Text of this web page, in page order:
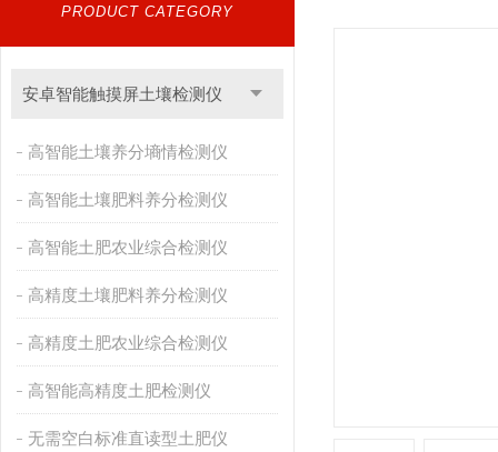
PRODUCT CATEGORY
安卓智能触摸屏土壤检测仪
高智能土壤养分墒情检测仪
高智能土壤肥料养分检测仪
高智能土肥农业综合检测仪
高精度土壤肥料养分检测仪
高精度土肥农业综合检测仪
高智能高精度土肥检测仪
无需空白标准直读型土肥仪